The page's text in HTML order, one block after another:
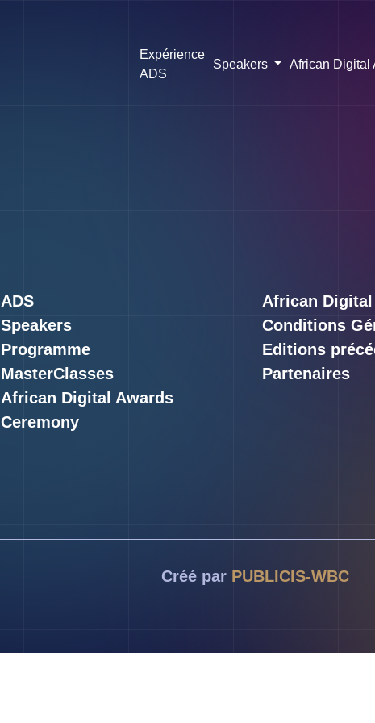
Expérience
ADS
Speakers African Digital
ADS
Speakers
Programme
MasterClasses
African Digital Awards
Ceremony
African
Conditions
Editions
Partenaires
Créé par PUBLICIS-WBC